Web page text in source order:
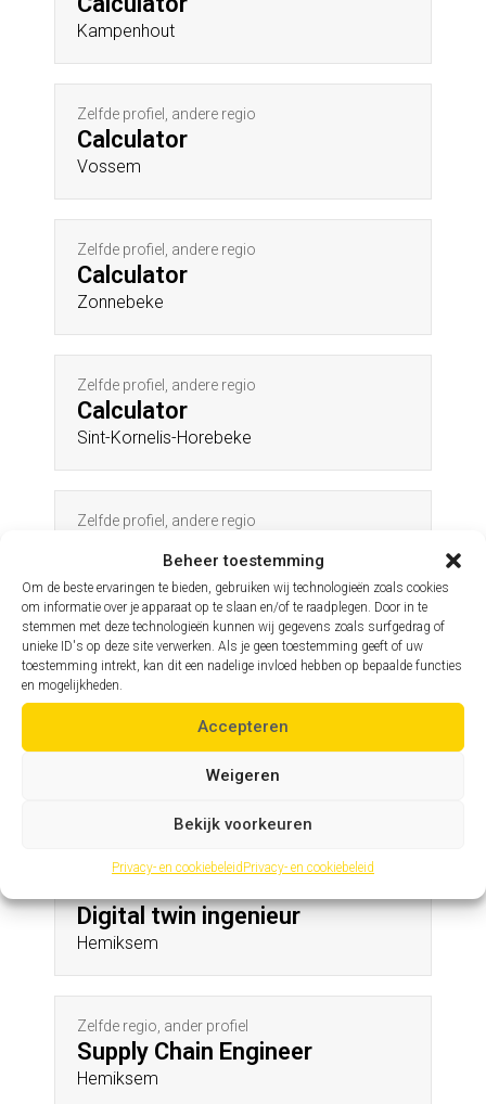
Beheer toestemming
Om de beste ervaringen te bieden, gebruiken wij technologieën zoals cookies
om informatie over je apparaat op te slaan en/of te raadplegen. Door in te
stemmen met deze technologieën kunnen wij gegevens zoals surfgedrag of
unieke ID's op deze site verwerken. Als je geen toestemming geeft of uw
toestemming intrekt, kan dit een nadelige invloed hebben op bepaalde functies
en mogelijkheden.
Accepteren
Weigeren
Bekijk voorkeuren
Privacy- en cookiebeleidPrivacy- en cookiebeleid
Kampenhout
Zelfde profiel, andere regio
Calculator
Vossem
Zelfde profiel, andere regio
Calculator
Zonnebeke
Zelfde profiel, andere regio
Calculator
Sint-Kornelis-Horebeke
Zelfde profiel, andere regio
Zelfde profiel, andere regio
Calculator
Mater
Andere profielen in deze regio
Digital twin ingenieur
Hemiksem
Zelfde regio, ander profiel
Supply Chain Engineer
Hemiksem